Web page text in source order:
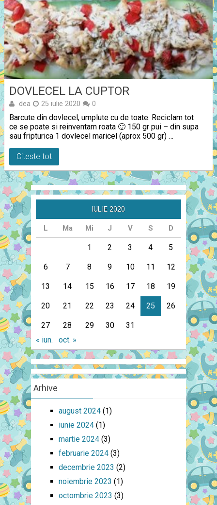
DOVLECEL LA CUPTOR
dea 25 iulie 2020 0
Barcute din dovlecel, umplute cu de toate. Reciclam tot
ce se poate si reinventam roata 🙂 150 gr pui – din supa
sau fripturica 1 dovlecel maricel (aprox 500 gr) …
Citeste tot
IULIE 2020
L Ma Mi J V S D
1 2 3 4 5
6 7 8 9 10 11 12
13 14 15 16 17 18 19
20 21 22 23 24 25 26
27 28 29 30
31
« iun.
oct. »
Arhive
august 2024(1)
iunie 2024(1)
martie 2024(3)
februarie 2024(3)
decembrie 2023 (2)
noiembrie 2023 (1)
octombrie 2023 (3)